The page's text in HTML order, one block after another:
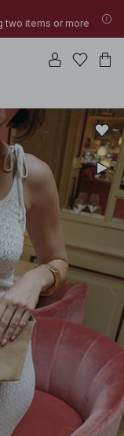
two items or more